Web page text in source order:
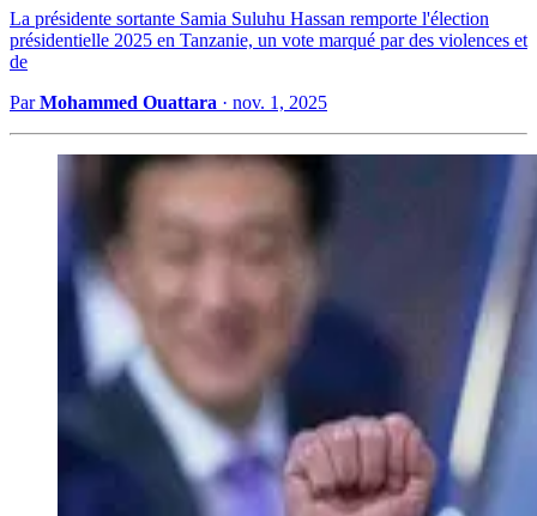
La présidente sortante Samia Suluhu Hassan remporte l'élection
présidentielle 2025 en Tanzanie, un vote marqué par des violences et
de
ParMohammed Ouattara · nov. 1, 2025